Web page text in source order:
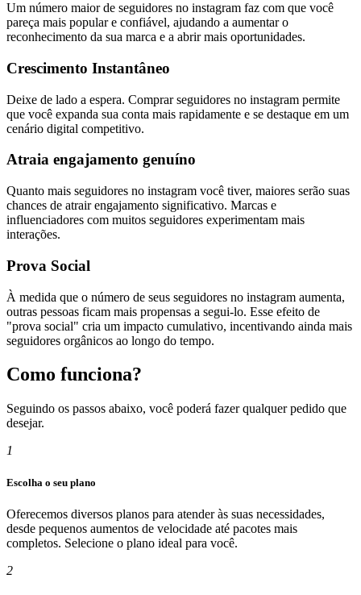
Um número maior de seguidores no instagram faz com que você
pareça mais popular e confiável, ajudando a aumentar o
reconhecimento da sua marca e a abrir mais oportunidades.
Crescimento Instantâneo
Deixe de lado a espera. Comprar seguidores no instagram permite
que você expanda sua conta mais rapidamente e se destaque em um
cenário digital competitivo.
Atraia engajamento genuíno
Quanto mais seguidores no instagram você tiver, maiores serão suas
chances de atrair engajamento significativo. Marcas e
influenciadores com muitos seguidores experimentam mais
interações.
Prova Social
À medida que o número de seus seguidores no instagram aumenta,
outras pessoas ficam mais propensas a segui-lo. Esse efeito de
"prova social" cria um impacto cumulativo, incentivando ainda mais
seguidores orgânicos ao longo do tempo.
Como funciona?
Seguindo os passos abaixo, você poderá fazer qualquer pedido que
desejar.
1
Escolha o seu plano
Oferecemos diversos planos para atender às suas necessidades,
desde pequenos aumentos de velocidade até pacotes mais
completos. Selecione o plano ideal para você.
2